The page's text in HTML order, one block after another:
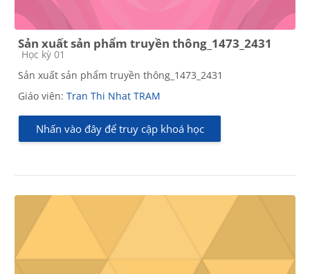
Sản xuất sản phẩm truyền thông_1473_2431
Các loại khóa học
Học kỳ 01
Sản xuất sản phẩm truyền thông_1473_2431
Giáo viên: Tran Thi Nhat TRAM
Nhấn vào đây để truy cập khoá học